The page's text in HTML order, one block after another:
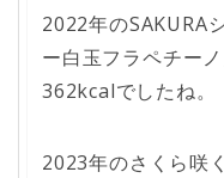
2022年のSAKURA
ー白玉フラペチー
362kcalでしたね。
2023年のさくら咲